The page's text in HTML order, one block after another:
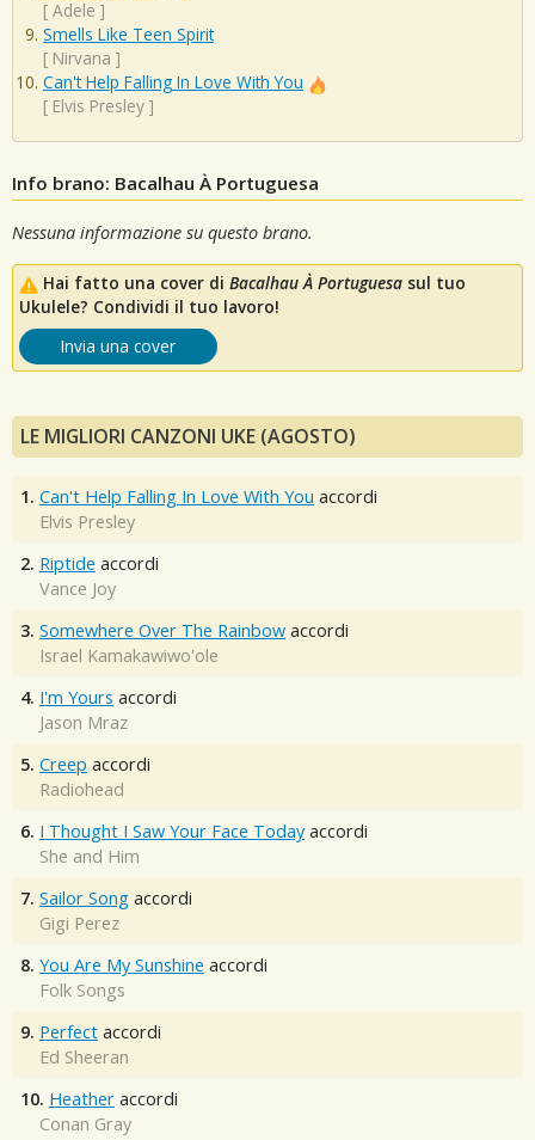
[ Adele ]
Smells Like Teen Spirit
[ Nirvana ]
Can't Help Falling In Love With You
[ Elvis Presley ]
Info brano: Bacalhau À Portuguesa
Nessuna informazione su questo brano.
Hai fatto una cover di Bacalhau À Portuguesa sul tuo
Ukulele? Condividi il tuo lavoro!
Invia una cover
LE MIGLIORI CANZONI UKE (AGOSTO)
1. Can't Help Falling In Love With You accordi
Elvis Presley
2. Riptide accordi
Vance Joy
3. Somewhere Over The Rainbow accordi
Israel Kamakawiwo'ole
4. I'm Yours accordi
Jason Mraz
5. Creep accordi
Radiohead
6. I Thought I Saw Your Face Today accordi
She and Him
7. Sailor Song accordi
Gigi Perez
8. You Are My Sunshine accordi
Folk Songs
9. Perfect accordi
Ed Sheeran
10. Heather accordi
Conan Gray